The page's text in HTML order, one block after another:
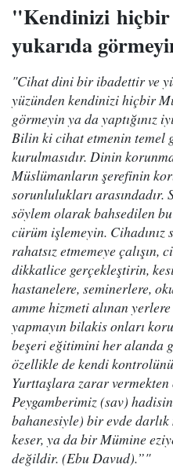
"Kendinizi
yukarıda
"Cihat dini bir ibadettir ve
yüzünden kendinizi hiçbir
görmeyin ya da yaptığınız
Bilin ki cihat etmenin temel
kurulmasıdır. Dinin
Müslümanların şerefinin
sorunlulukları arasındadır.
söylem olarak bahsedilen
cürüm işlemeyin. Cihadınız
rahatsız etmemeye
dikkatlice gerçekleştirin,
hastanelere, seminerlere,
amme hizmeti alınan
yapmayın bilakis onları
beşeri eğitimini her alanda
özellikle de kendi
Yurttaşlara zarar vermekten
Peygamberimiz (sav)
bahanesiyle) bir evde
keser, ya da bir Mümine
değildir. (Ebu Davud).”"